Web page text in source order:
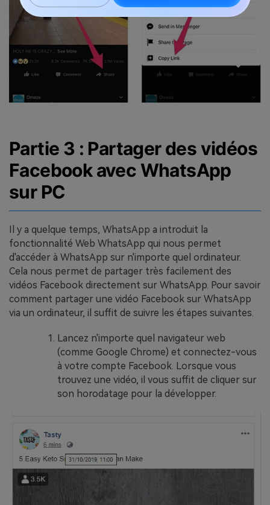
Partie 3 : Partager des vidéos
Facebook avec WhatsApp
sur PC
Il y a quelque temps, WhatsApp a introduit la
fonctionnalité Web WhatsApp qui nous permet
d'accéder à WhatsApp sur n'importe quel ordinateur.
Cela nous permet de partager très facilement des
vidéos Facebook directement sur WhatsApp. Pour savoir
comment partager une vidéo Facebook sur WhatsApp
via un ordinateur, il suffit de suivre les étapes suivantes.
Lancez n'importe quel navigateur web
(comme Google Chrome) et connectez-vous
à votre compte Facebook. Lorsque vous
trouvez une vidéo, il vous suffit de cliquer sur
son horodatage pour la développer.